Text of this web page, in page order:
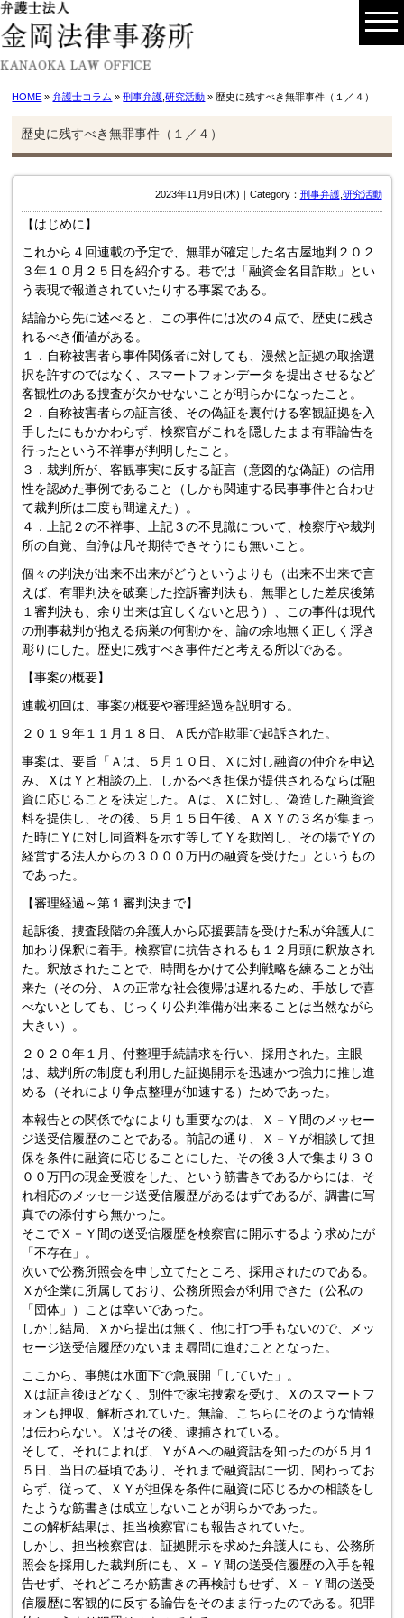
HOME »弁護士コラム »刑事弁護 ,研究活動 » 歴史に残すべき無罪事件（１／４）
歴史に残すべき無罪事件（１／４）
2023年11月9日(木)｜Category： 刑事弁護, 研究活動
【はじめに】
これから４回連載の予定で、無罪が確定した名古屋地判２０２
３年１０月２５日を紹介する。巷では「融資金名目詐欺」とい
う表現で報道されていたりする事案である。
結論から先に述べると、この事件には次の４点で、歴史に残さ
れるべき価値がある。
１．自称被害者ら事件関係者に対しても、漫然と証拠の取捨選
択を許すのではなく、スマートフォンデータを提出させるなど
客観性のある捜査が欠かせないことが明らかになったこと。
２．自称被害者らの証言後、その偽証を裏付ける客観証拠を入
手したにもかかわらず、検察官がこれを隠したまま有罪論告を
行ったという不祥事が判明したこと。
３．裁判所が、客観事実に反する証言（意図的な偽証）の信用
性を認めた事例であること（しかも関連する民事事件と合わせ
て裁判所は二度も間違えた）。
４．上記２の不祥事、上記３の不見識について、検察庁や裁判
所の自覚、自浄は凡そ期待できそうにも無いこと。
個々の判決が出来不出来がどうというよりも（出来不出来で言
えば、有罪判決を破棄した控訴審判決も、無罪とした差戻後第
１審判決も、余り出来は宜しくないと思う）、この事件は現代
の刑事裁判が抱える病巣の何割かを、論の余地無く正しく浮き
彫りにした。歴史に残すべき事件だと考える所以である。
【事案の概要】
連載初回は、事案の概要や審理経過を説明する。
２０１９年１１月１８日、Ａ氏が詐欺罪で起訴された。
事案は、要旨「Ａは、５月１０日、Ｘに対し融資の仲介を申込
み、ＸはＹと相談の上、しかるべき担保が提供されるならば融
資に応じることを決定した。Ａは、Ｘに対し、偽造した融資資
料を提供し、その後、５月１５日午後、ＡＸＹの３名が集まっ
た時にＹに対し同資料を示す等してＹを欺罔し、その場でＹの
経営する法人からの３０００万円の融資を受けた」というもの
であった。
【審理経過～第１審判決まで】
起訴後、捜査段階の弁護人から応援要請を受けた私が弁護人に
加わり保釈に着手。検察官に抗告されるも１２月頭に釈放され
た。釈放されたことで、時間をかけて公判戦略を練ることが出
来た（その分、Ａの正常な社会復帰は遅れるため、手放しで喜
べないとしても、じっくり公判準備が出来ることは当然ながら
大きい）。
２０２０年１月、付整理手続請求を行い、採用された。主眼
は、裁判所の制度も利用した証拠開示を迅速かつ強力に推し進
める（それにより争点整理が加速する）ためであった。
本報告との関係でなによりも重要なのは、Ｘ－Ｙ間のメッセー
ジ送受信履歴のことである。前記の通り、Ｘ－Ｙが相談して担
保を条件に融資に応じることにした、その後３人で集まり３０
００万円の現金受渡をした、という筋書きであるからには、そ
れ相応のメッセージ送受信履歴があるはずであるが、調書に写
真での添付すら無かった。
そこでＸ－Ｙ間の送受信履歴を検察官に開示するよう求めたが
「不存在」。
次いで公務所照会を申し立てたところ、採用されたのである。
Ｘが企業に所属しており、公務所照会が利用できた（公私の
「団体」）ことは幸いであった。
しかし結局、Ｘから提出は無く、他に打つ手もないので、メッ
セージ送受信履歴のないまま尋問に進むこととなった。
ここから、事態は水面下で急展開「していた」。
Ｘは証言後ほどなく、別件で家宅捜索を受け、Ｘのスマートフ
ォンも押収、解析されていた。無論、こちらにそのような情報
は伝わらない。Ｘはその後、逮捕されている。
そして、それによれば、ＹがＡへの融資話を知ったのが５月１
５日、当日の昼頃であり、それまで融資話に一切、関わってお
らず、従って、ＸＹが担保を条件に融資に応じるかの相談をし
たような筋書きは成立しないことが明らかであった。
この解析結果は、担当検察官にも報告されていた。
しかし、担当検察官は、証拠開示を求めた弁護人にも、公務所
照会を採用した裁判所にも、Ｘ－Ｙ間の送受信履歴の入手を報
告せず、それどころか筋書きの再検討もせず、Ｘ－Ｙ間の送受
信履歴に客観的に反する論告をそのまま行ったのである。犯罪